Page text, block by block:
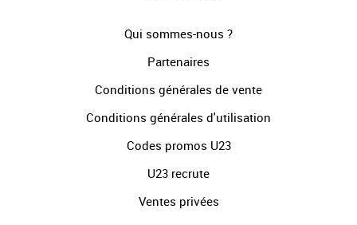
Qui sommes-nous ?
Partenaires
Conditions générales de vente
Conditions générales d'utilisation
Codes promos U23
U23 recrute
Ventes privées